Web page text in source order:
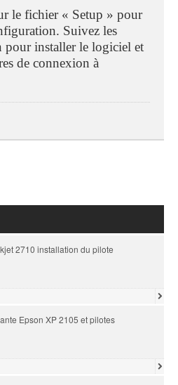
le fichier « Setup » pour
Suivez les
pour installer le logiciel et
de connexion à
2710 installation du pilote
Epson XP 2105 et pilotes